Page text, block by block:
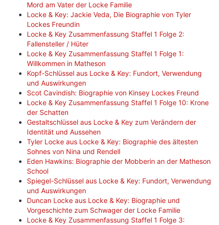
Mord am Vater der Locke Familie
Locke & Key: Jackie Veda, Die Biographie von Tyler
Lockes Freundin
Locke & Key Zusammenfassung Staffel 1 Folge 2:
Fallensteller / Hüter
Locke & Key Zusammenfassung Staffel 1 Folge 1:
Willkommen in Matheson
Kopf-Schlüssel aus Locke & Key: Fundort, Verwendung
und Auswirkungen
Scot Cavindish: Biographie von Kinsey Lockes Freund
Locke & Key Zusammenfassung Staffel 1 Folge 10: Krone
der Schatten
Gestaltschlüssel aus Locke & Key zum Verändern der
Identität und Aussehen
Tyler Locke aus Locke & Key: Biographie des ältesten
Sohnes von Nina und Rendell
Eden Hawkins: Biographie der Mobberin an der Matheson
School
Spiegel-Schlüssel aus Locke & Key: Fundort, Verwendung
und Auswirkungen
Duncan Locke aus Locke & Key: Biographie und
Vorgeschichte zum Schwager der Locke Familie
Locke & Key Zusammenfassung Staffel 1 Folge 3: